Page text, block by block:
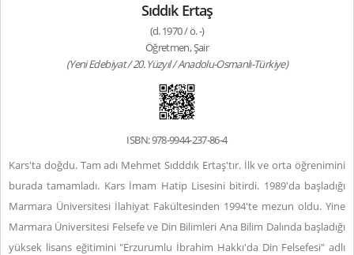
Sıddık Ertaş
(d. 1970 / ö. -)
Öğretmen, Şair
(Yeni Edebiyat / 20. Yüzyıl / Anadolu-Osmanlı-Türkiye)
ISBN: 978-9944-237-86-4
Kars'ta doğdu. Tam adı Mehmet Sıdddık Ertaş'tır. İlk ve orta öğrenimini
burada tamamladı. Kars İmam Hatip Lisesini bitirdi. 1989'da başladığı
Marmara Üniversitesi İlahiyat Fakültesinden 1994'te mezun oldu. Yine
Marmara Üniversitesi Felsefe ve Din Bilimleri Ana Bilim Dalında başladığı
yüksek lisans eğitimini "Erzurumlu İbrahim Hakkı'da Din Felsefesi" adlı